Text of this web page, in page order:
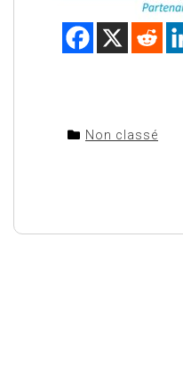
Non classé